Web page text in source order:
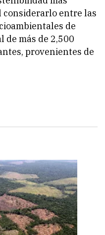
considerarlo entre las
de
de más de 2,500
provenientes de